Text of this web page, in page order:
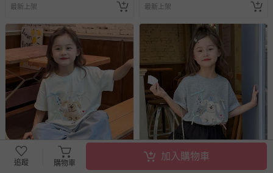
最新上架 最新上架
滿2件89折 滿2件89折
追蹤 購物車
加入購物車